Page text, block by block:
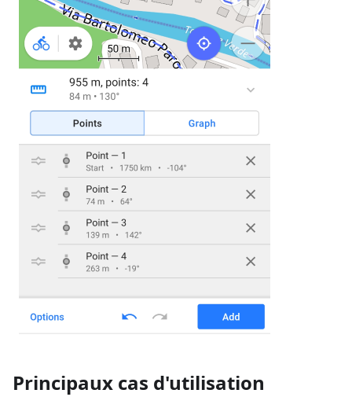
Principaux cas d'utilisation